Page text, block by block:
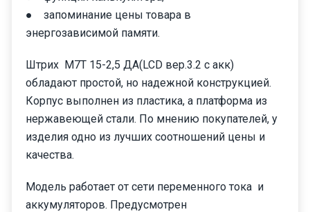
● запоминание цены товара в
энергозависимой памяти.
Штрих М7Т 15-2,5 ДА(LCD вер.3.2 с акк)
обладают простой, но надежной конструкцией.
Корпус выполнен из пластика, а платформа из
нержавеющей стали. По мнению покупателей, у
изделия одно из лучших соотношений цены и
качества.
Модель работает от сети переменного тока и
аккумуляторов. Предусмотрен